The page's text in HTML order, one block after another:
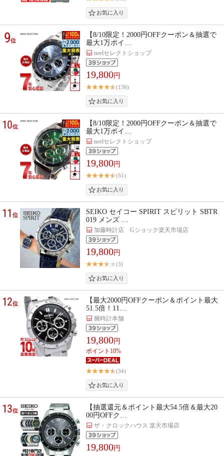
9位
【8/10限定！2000円OFFクーポン＆抽選で
最大1万ポイ…
neelセレクトショップ
19,800円
(136)
10位
【8/10限定！2000円OFFクーポン＆抽選で
最大1万ポイ…
neelセレクトショップ
19,800円
(51)
11位
SEIKO セイコー SPIRIT スピリット SBTR
019 メンズ …
加藤時計店 Gショック楽天市場店
19,800円
(3)
12位
【最大2000円OFFクーポン＆ポイント最大
51.5倍！11…
腕時計本舗
19,800円
ポイント10%
(34)
13位
【抽選還元＆ポイント最大54.5倍＆最大20
00円OFFク…
ザ・クロックハウス 楽天市場店
19,800円